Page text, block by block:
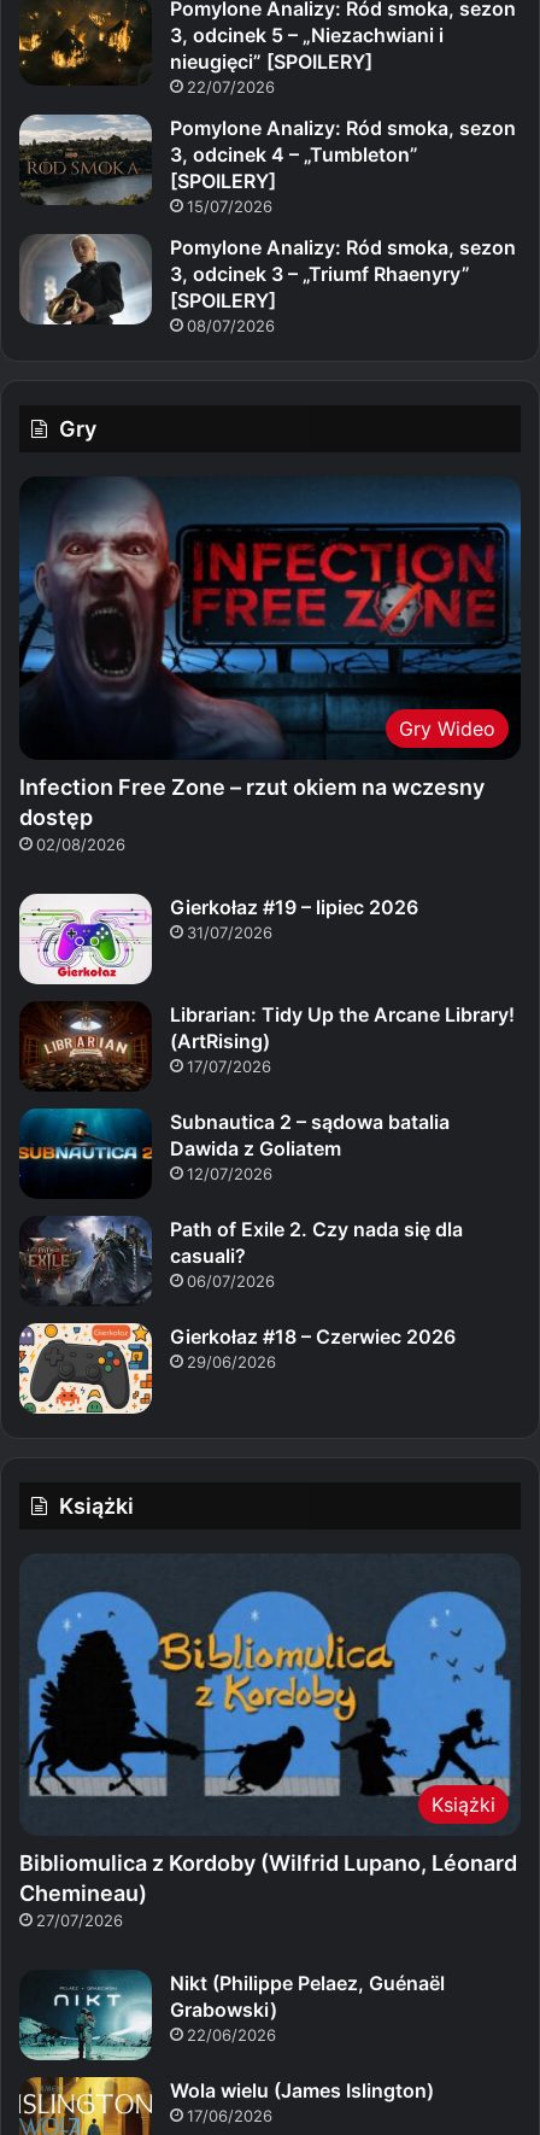
Pomylone Analizy: Ród smoka, sezon
3, odcinek 5 – „Niezachwiani i
nieugięci” [SPOILERY]
22/07/2026
Pomylone Analizy: Ród smoka, sezon
3, odcinek 4 – „Tumbleton”
[SPOILERY]
15/07/2026
Pomylone Analizy: Ród smoka, sezon
3, odcinek 3 – „Triumf Rhaenyry”
[SPOILERY]
08/07/2026
Gry
Gry Wideo
Infection Free Zone – rzut okiem na wczesny
dostęp
02/08/2026
Gierkołaz #19 – lipiec 2026
31/07/2026
Librarian: Tidy Up the Arcane Library!
(ArtRising)
17/07/2026
Subnautica 2 – sądowa batalia
Dawida z Goliatem
12/07/2026
Path of Exile 2. Czy nada się dla
casuali?
06/07/2026
Gierkołaz #18 – Czerwiec 2026
29/06/2026
Książki
Książki
Bibliomulica z Kordoby (Wilfrid Lupano, Léonard
Chemineau)
27/07/2026
Nikt (Philippe Pelaez, Guénaël
Grabowski)
22/06/2026
Wola wielu (James Islington)
17/06/2026